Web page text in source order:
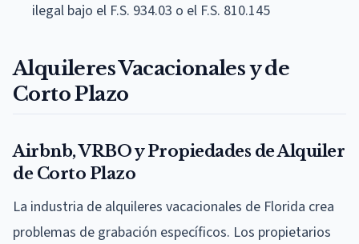
ilegal bajo el F.S. 934.03 o el F.S. 810.145
Alquileres Vacacionales y de
Corto Plazo
Airbnb, VRBO y Propiedades de Alquiler
de Corto Plazo
La industria de alquileres vacacionales de Florida crea
problemas de grabación específicos. Los propietarios